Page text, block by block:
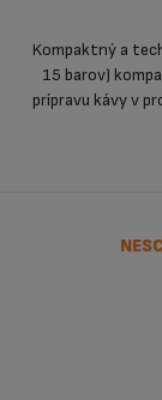
Kompaktný a
15 barov)
prípravu kávy v